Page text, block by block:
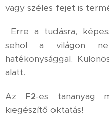
vagy széles fejet is
Erre a tudásra,
sehol a világon
hatékonysággal.
alatt.
Az F2-es tananyag
kiegészítő oktatás!